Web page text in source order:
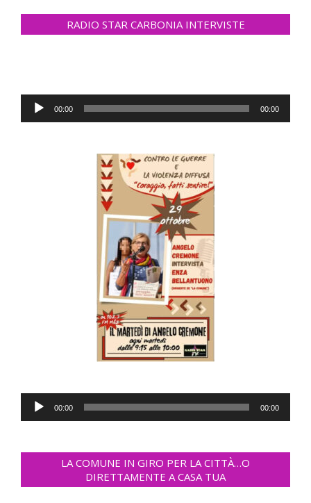
RADIO STAR CARBONIA INTERVISTE
Audio-
Player
00:00 00:00
Audio-
Player
00:00 00:00
LA COMUNE IN GIRO PER LA CITTÀ…O
DIRETTAMENTE A CASA TUA